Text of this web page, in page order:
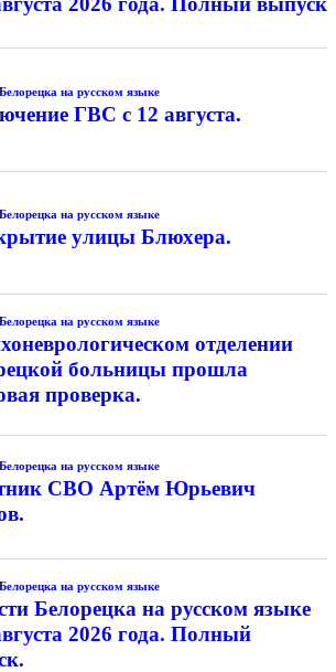
на русском языке
ГВС с 12 августа.
на русском языке
улицы Блюхера.
на русском языке
отделении
больницы прошла
проверка.
на русском языке
СВО Артём Юрьевич
на русском языке
Белорецка на русском языке
2026 года. Полный